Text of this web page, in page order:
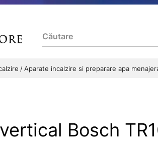
Aparate incalzire si preparare apa
Bosch